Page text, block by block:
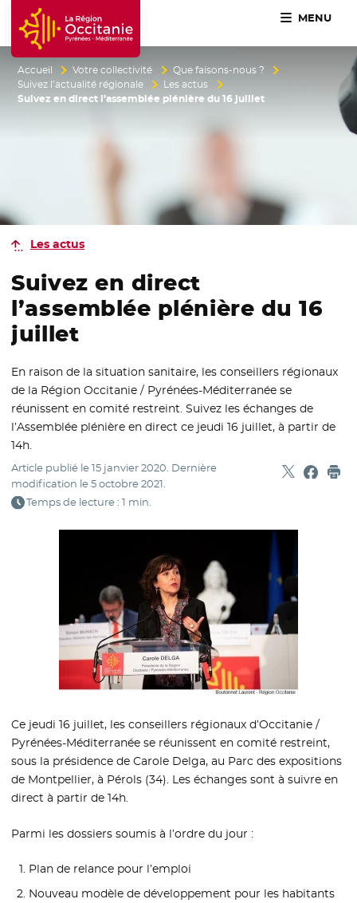
Accueil Région Occitanie / Pyrénées-Méditerranée
MENU
Accueil Votre collectivité
Que faisons-nous ?
Suivez l’actualité régionale
Les actus
Suivez en direct l’assemblée plénière du 16 juillet
Les actus
Suivez en direct
l’assemblée plénière du 16
juillet
En raison de la situation sanitaire, les conseillers régionaux
de la Région Occitanie / Pyrénées-Méditerranée se
réunissent en comité restreint. Suivez les échanges de
l’Assemblée plénière en direct ce jeudi 16 juillet, à partir de
14h.
Article publié le15 janvier 2020. Dernière
modification le5 octobre 2021.
Temps de lecture : 1 min.
Partager
- Nouvelle
-
Ce jeudi 16 juillet, les conseillers régionaux d’Occitanie /
Pyrénées-Méditerranée se réunissent en comité restreint,
sous la présidence de Carole Delga, au Parc des expositions
de Montpellier, à Pérols (34). Les échanges sont à suivre en
direct à partir de 14h.
Parmi les dossiers soumis à l’ordre du jour :
Plan de relance pour l’emploi
Nouveau modèle de développement pour les habitants